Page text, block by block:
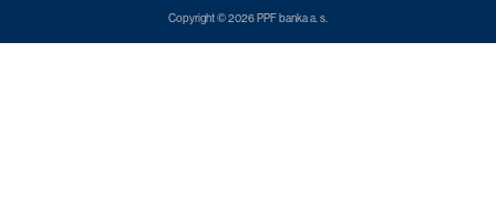
Copyright © 2026 PPF banka a. s.